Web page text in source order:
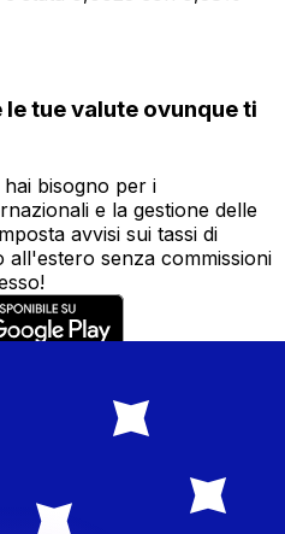
tue valute ovunque ti
bisogno per i
e la gestione delle
avvisi sui tassi di
senza commissioni